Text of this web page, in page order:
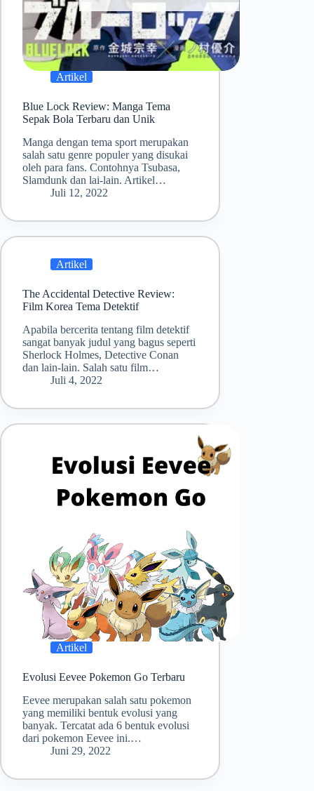
Artikel
Blue Lock Review: Manga Tema
Sepak Bola Terbaru dan Unik
Manga dengan tema sport merupakan
salah satu genre populer yang disukai
oleh para fans. Contohnya Tsubasa,
Slamdunk dan lai-lain. Artikel…
Juli 12, 2022
Artikel
The Accidental Detective Review:
Film Korea Tema Detektif
Apabila bercerita tentang film detektif
sangat banyak judul yang bagus seperti
Sherlock Holmes, Detective Conan
dan lain-lain. Salah satu film…
Juli 4, 2022
Artikel
Evolusi Eevee Pokemon Go Terbaru
Eevee merupakan salah satu pokemon
yang memiliki bentuk evolusi yang
banyak. Tercatat ada 6 bentuk evolusi
dari pokemon Eevee ini.…
Juni 29, 2022